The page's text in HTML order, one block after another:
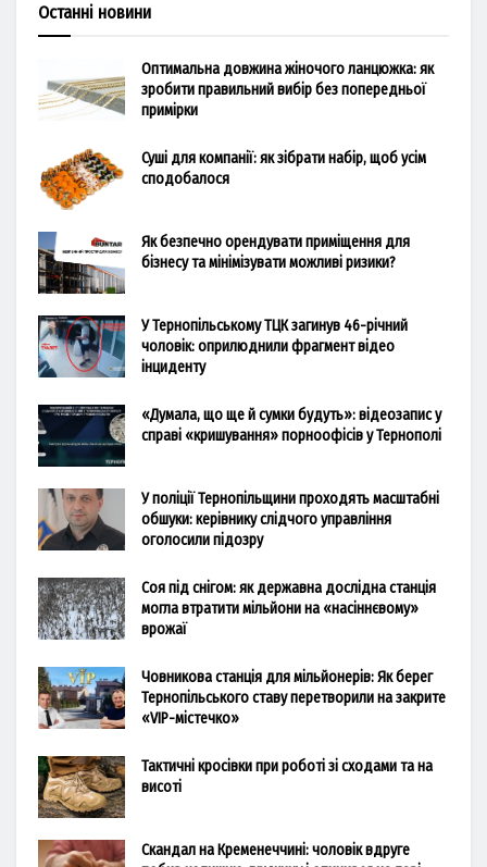
Останні новини
Оптимальна довжина жіночого ланцюжка: як
зробити правильний вибір без попередньої
примірки
Суші для компанії: як зібрати набір, щоб усім
сподобалося
Як безпечно орендувати приміщення для
бізнесу та мінімізувати можливі ризики?
У Тернопільському ТЦК загинув 46-річний
чоловік: оприлюднили фрагмент відео
інциденту
«Думала, що ще й сумки будуть»: відеозапис у
справі «кришування» порноофісів у Тернополі
У поліції Тернопільщини проходять масштабні
обшуки: керівнику слідчого управління
оголосили підозру
Соя під снігом: як державна дослідна станція
могла втратити мільйони на «насіннєвому»
врожаї
Човникова станція для мільйонерів: Як берег
Тернопільського ставу перетворили на закрите
«VIP-містечко»
Тактичні кросівки при роботі зі сходами та на
висоті
Скандал на Кременеччині: чоловік вдруге